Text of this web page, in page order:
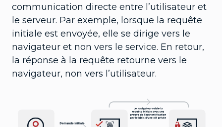
communication directe entre l’utilisateur et
le serveur. Par exemple, lorsque la requête
initiale est envoyée, elle se dirige vers le
navigateur et non vers le service. En retour,
la réponse à la requête retourne vers le
navigateur, non vers l’utilisateur.